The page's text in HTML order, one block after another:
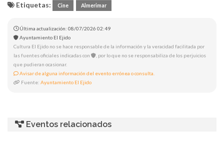
Etiquetas: Cine Almerimar
Última actualización: 08/07/2026 02:49
Ayuntamiento El Ejido
Cultura El Ejido no se hace responsable de la información y la veracidad facilitada por
las fuentes oficiales indicadas con
, por lo que no se responsabiliza de los perjuicios
que pudieran ocasionar.
Avisar de alguna información del evento errónea o consulta.
Fuente: Ayuntamiento El Ejido
Eventos relacionados